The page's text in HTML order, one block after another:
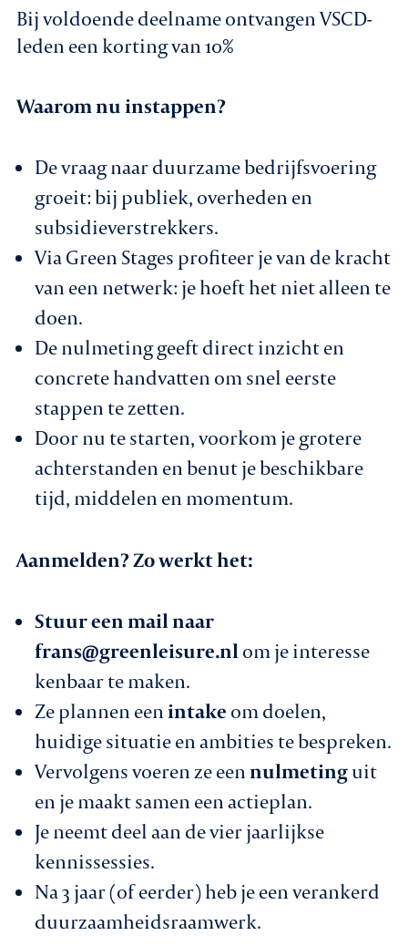
Bij voldoende deelname ontvangen VSCD-
leden een korting van 10%
Waarom nu instappen?
De vraag naar duurzame bedrijfsvoering
groeit: bij publiek, overheden en
subsidieverstrekkers.
Via Green Stages profiteer je van de kracht
van een netwerk: je hoeft het niet alleen te
doen.
De nulmeting geeft direct inzicht en
concrete handvatten om snel eerste
stappen te zetten.
Door nu te starten, voorkom je grotere
achterstanden en benut je beschikbare
tijd, middelen en momentum.
Aanmelden? Zo werkt het:
Stuur een mail naar
frans@greenleisure.nlom je interesse
kenbaar te maken.
Ze plannen eenintake om doelen,
huidige situatie en ambities te bespreken.
Vervolgens voeren ze eennulmetinguit
en je maakt samen een actieplan.
Je neemt deel aan de vier jaarlijkse
kennissessies.
Na 3 jaar (of eerder) heb je een verankerd
duurzaamheidsraamwerk.